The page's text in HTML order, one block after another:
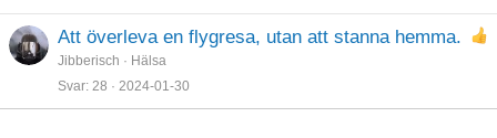
Att överleva en flygresa, utan att stanna hemma.
Jibberisch
Hälsa
Svar 28 2024-01-30